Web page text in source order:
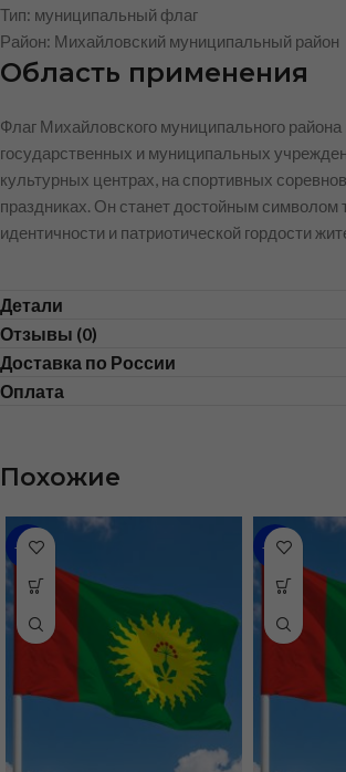
Тип: муниципальный флаг
Район: Михайловский муниципальный район
Область применения
Флаг Михайловского муниципального района
государственных и муниципальных
культурных центрах, на спортивных
праздниках. Он станет достойным символом
идентичности и патриотической гордости
Детали
Отзывы (0)
Доставка по России
Оплата
Похожие
-31% -35%